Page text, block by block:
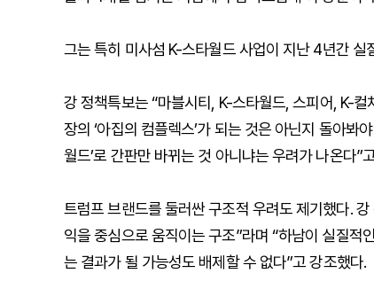
그는 특히 미사섬 K-스타월드 사업이 지난 4년간
강 정책특보는 “마블시티, K-스타월드, 스피어, K-
장의 ‘아집의 컴플렉스’가 되는 것은 아닌지 돌아봐
월드’로 간판만 바뀌는 것 아니냐는 우려가 나온다”
트럼프 브랜드를 둘러싼 구조적 우려도 제기했다.
익을 중심으로 움직이는 구조”라며 “하남이 실질
는 결과가 될 가능성도 배제할 수 없다”고 강조했다.